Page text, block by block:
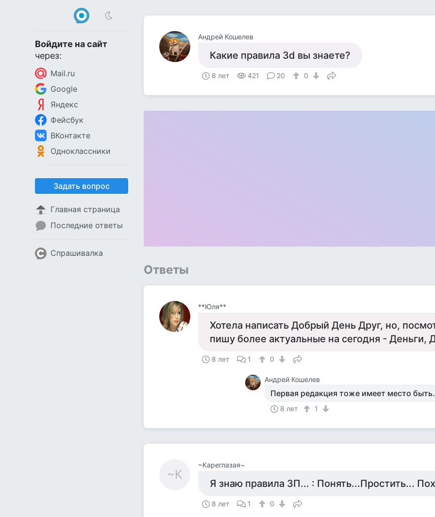
Войдите на сайт
через:
Mail.ru
Google
Яндекс
Фейсбук
ВКонтакте
Одноклассники
Задать вопрос
Главная страница
Последние ответы
Спрашивалка
Андрей Кошелев
Какие правила 3d вы знаете?
8 лет 421 20 0
Ответы
**Юля**
Хотела написать Добрый День Друг, но,
пишу более актуальные на сегодня - Деньги,
8 лет 1 0
Андрей Кошелев
Первая редакция тоже имеет место
8 лет 1
~К
~Кареглазая~
Я знаю правила 3П... : Понять...Простить...
8 лет 1 0